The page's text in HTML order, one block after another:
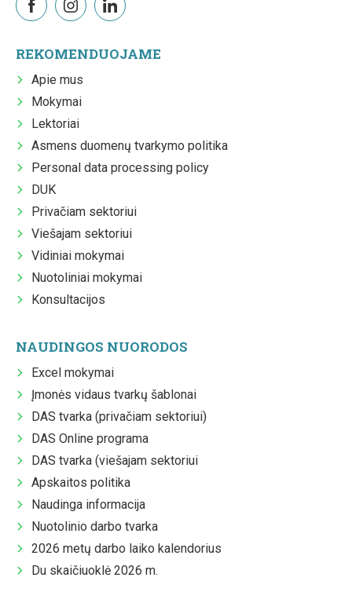
REKOMENDUOJAME
Apie mus
Mokymai
Lektoriai
Asmens duomenų tvarkymo politika
Personal data processing policy
DUK
Privačiam sektoriui
Viešajam sektoriui
Vidiniai mokymai
Nuotoliniai mokymai
Konsultacijos
NAUDINGOS NUORODOS
Excel mokymai
Įmonės vidaus tvarkų šablonai
DAS tvarka (privačiam sektoriui)
DAS Online programa
DAS tvarka (viešajam sektoriui
Apskaitos politika
Naudinga informacija
Nuotolinio darbo tvarka
2026 metų darbo laiko kalendorius
Du skaičiuoklė 2026 m.